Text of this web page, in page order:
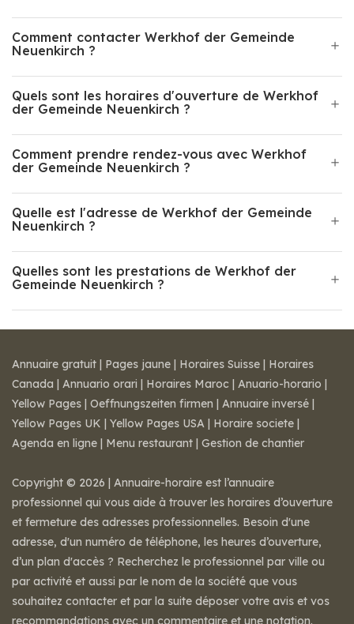
Comment contacter Werkhof der Gemeinde
Neuenkirch ?
Quels sont les horaires d'ouverture de Werkhof
der Gemeinde Neuenkirch ?
Comment prendre rendez-vous avec Werkhof
der Gemeinde Neuenkirch ?
Quelle est l'adresse de Werkhof der Gemeinde
Neuenkirch ?
Quelles sont les prestations de Werkhof der
Gemeinde Neuenkirch ?
Annuaire gratuit | Pages jaune | Horaires Suisse | Horaires
Canada | Annuario orari | Horaires Maroc | Anuario-horario |
Yellow Pages | Oeffnungszeiten firmen | Annuaire inversé |
Yellow Pages UK | Yellow Pages USA | Horaire societe |
Agenda en ligne | Menu restaurant | Gestion de chantier
Copyright © 2026 | Annuaire-horaire est l’annuaire
professionnel qui vous aide à trouver les horaires d’ouverture
et fermeture des adresses professionnelles. Besoin d'une
adresse, d'un numéro de téléphone, les heures d’ouverture,
d’un plan d'accès ? Recherchez le professionnel par ville ou
par activité et aussi par le nom de la société que vous
souhaitez contacter et par la suite déposer votre avis et vos
recommandations avec un commentaire et une notation.